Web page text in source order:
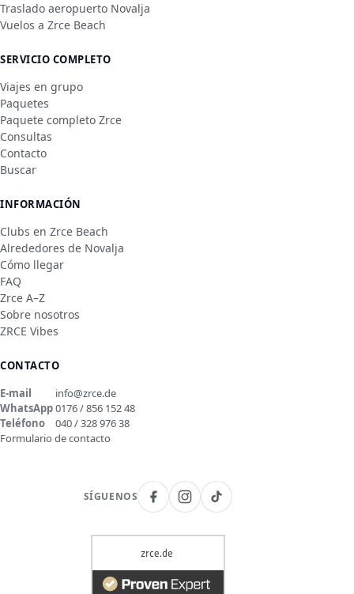
Traslado aeropuerto Novalja
Vuelos a Zrce Beach
SERVICIO COMPLETO
Viajes en grupo
Paquetes
Paquete completo Zrce
Consultas
Contacto
Buscar
INFORMACIÓN
Clubs en Zrce Beach
Alrededores de Novalja
Cómo llegar
FAQ
Zrce A–Z
Sobre nosotros
ZRCE Vibes
CONTACTO
E-mail
info@zrce.de
WhatsApp0176 / 856 152 48
Teléfono
040 / 328 976 38
Formulario de contacto
SÍGUENOS